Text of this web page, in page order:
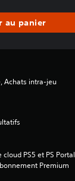
au panier
Achats intra-jeu
PS5 et PS
Premium